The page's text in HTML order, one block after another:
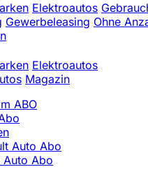
Elektroautos
Gewerbeleasing Ohne
Elektroautos
Magazin
ABO
Auto Abo
Auto Abo